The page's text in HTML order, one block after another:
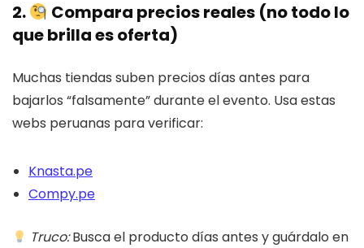
2.
Compara precios reales (no todo lo
que brilla es oferta)
Muchas tiendas suben precios días antes para
bajarlos “falsamente” durante el evento. Usa estas
webs peruanas para verificar:
Knasta.pe
Compy.pe
Truco:Busca el producto días antes y guárdalo en